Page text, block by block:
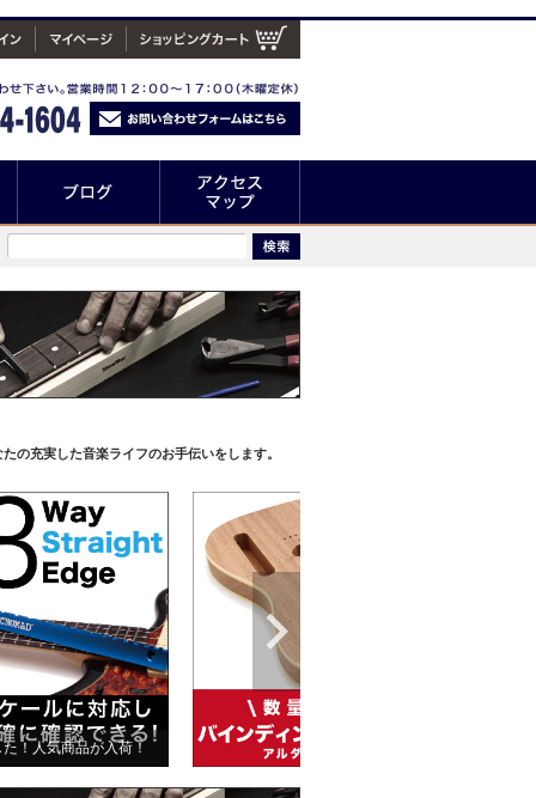
の充実した音楽ライフのお手伝いをします。
！人気商品が入荷！